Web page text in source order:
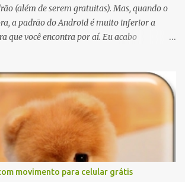
(além de serem gratuitas). Mas, quando o
a padrão do Android é muito inferior a
que você encontra por aí. Eu acabo
fazer cálculos no Google (para isto, basta
campo busca). Mas quando não tem jeito,
e a única calculadora disponível é o meu
descontente com os poucos recursos
que encontrei a Shake Calc; uma ótima
de básica e científica, e é grátis.
movimento para celular grátis